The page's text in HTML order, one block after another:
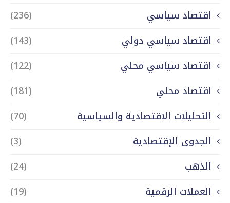
اقتصاد سياسي
(236)
اقتصاد سياسي دولي
(143)
اقتصاد سياسي محلي
(122)
اقتصاد محلي
(181)
التحليلات الاقتصادية والسياسية
(70)
الجدوى الإقتصادية
(3)
الذهب
(24)
العملات الرقمية
(19)